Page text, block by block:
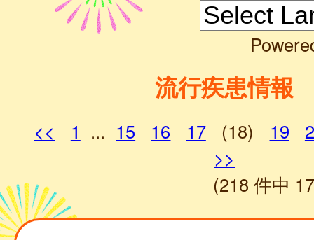
流行疾患情報
<< 1 ... 15 16 17 (18) 19
>>
(218 件中